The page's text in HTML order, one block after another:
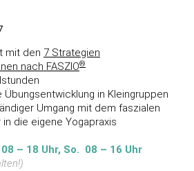
mit den 7 Strategien
nach FASZIO®
Übungsentwicklung in Kleingruppen
Umgang mit dem faszialen
die eigene Yogapraxis
– 18 Uhr, So. 08 – 16 Uhr